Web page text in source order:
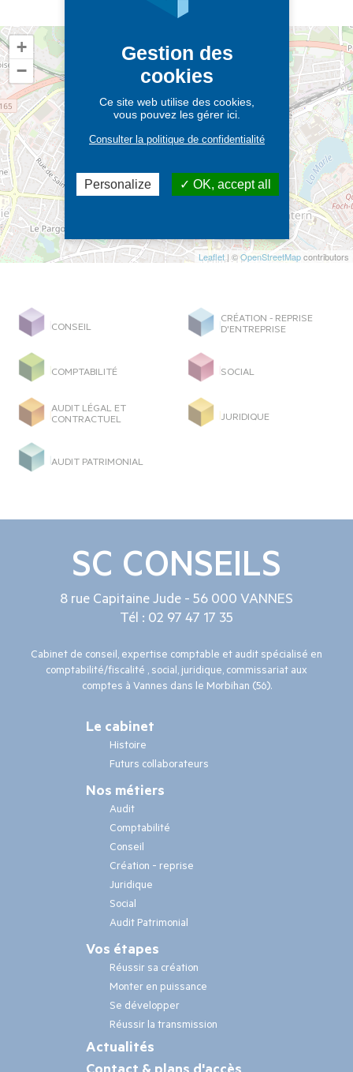
+
−
Leaflet | ©OpenStreetMapcontributors
CONSEIL
CRÉATION - REPRISE
D'ENTREPRISE
COMPTABILITÉ SOCIAL
AUDIT LÉGAL ET
CONTRACTUEL
JURIDIQUE
AUDIT PATRIMONIAL
SC CONSEILS
8 rue Capitaine Jude - 56 000 VANNES
Tél : 02 97 47 17 35
Cabinet de conseil, expertise comptable et audit spécialisé en
comptabilité/fiscalité , social, juridique, commissariat aux
comptes à Vannes dans le Morbihan (56).
SC
Conseils
Le cabinet
Histoire
Futurs collaborateurs
Nos
métiers
Nos métiers
Audit
Comptabilité
Conseil
Création - reprise
Juridique
Social
Audit Patrimonial
Pied
page
Vos étapes
Réussir sa création
Monter en puissance
Se développer
Réussir la transmission
Actualités
Contact & plans d'accès
Gestion des
cookies
Ce site web utilise des cookies,
vous pouvez les gérer ici.
Consulter la politique de confidentialité
Personalize OK, accept all